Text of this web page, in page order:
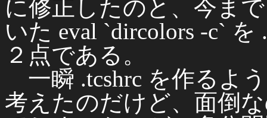
に修正したのと、今ま
いた eval `dircolors -c`
２点である。
一瞬 .tcshrc を作るよ
考えたのだけど、面倒